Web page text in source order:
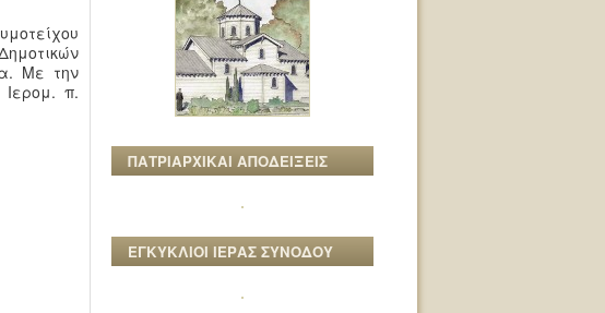
Με την
π.
ΠΑΤΡΙΑΡΧΙΚΑΙ ΑΠΟΔΕΙΞΕΙΣ
ΕΓΚΥΚΛΙΟΙ ΙΕΡΑΣ ΣΥΝΟΔΟΥ